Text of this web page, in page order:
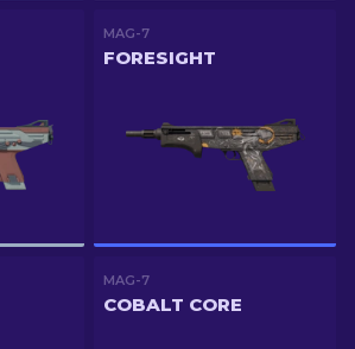
MAG-7
FORESIGHT
MAG-7
COBALT CORE